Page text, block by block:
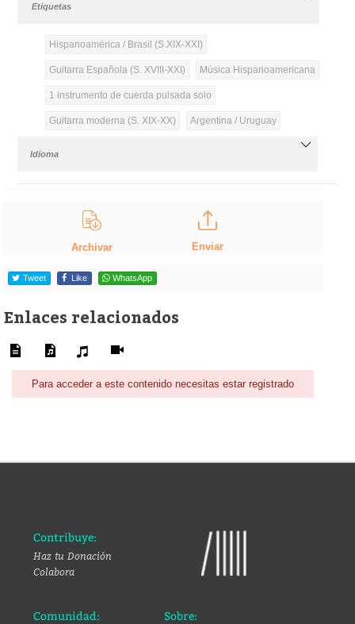
Etiquetas
Hispanoamérica / Brasil (S.XIX-XXI)
Guitarra Española (S. XVIII-XXI) Música Hispanoamericana
1 instrumento de cuerda pulsada solo
Guitarra moderna (S. XIX-XX) Argentina / Uruguay
Idioma
Archivar Enviar
Tweet Like WhatsApp
Enlaces relacionados
Para acceder a este contenido necesitas estar registrado
Contribuye:
Haz tu Donación
Colabora
Comunidad: Sobre: